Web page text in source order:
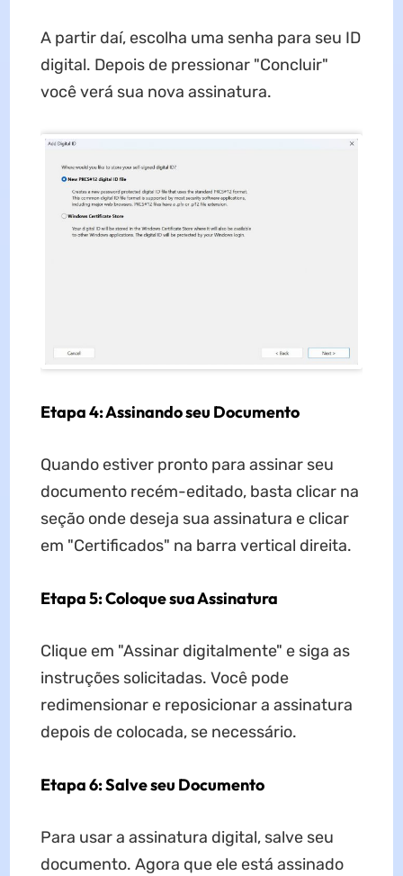
A partir daí, escolha uma senha para seu ID
digital. Depois de pressionar "Concluir"
você verá sua nova assinatura.
Etapa 4: Assinando seu Documento
Quando estiver pronto para assinar seu
documento recém-editado, basta clicar na
seção onde deseja sua assinatura e clicar
em "Certificados" na barra vertical direita.
Etapa 5: Coloque sua Assinatura
Clique em "Assinar digitalmente" e siga as
instruções solicitadas. Você pode
redimensionar e reposicionar a assinatura
depois de colocada, se necessário.
Etapa 6: Salve seu Documento
Para usar a assinatura digital, salve seu
documento. Agora que ele está assinado